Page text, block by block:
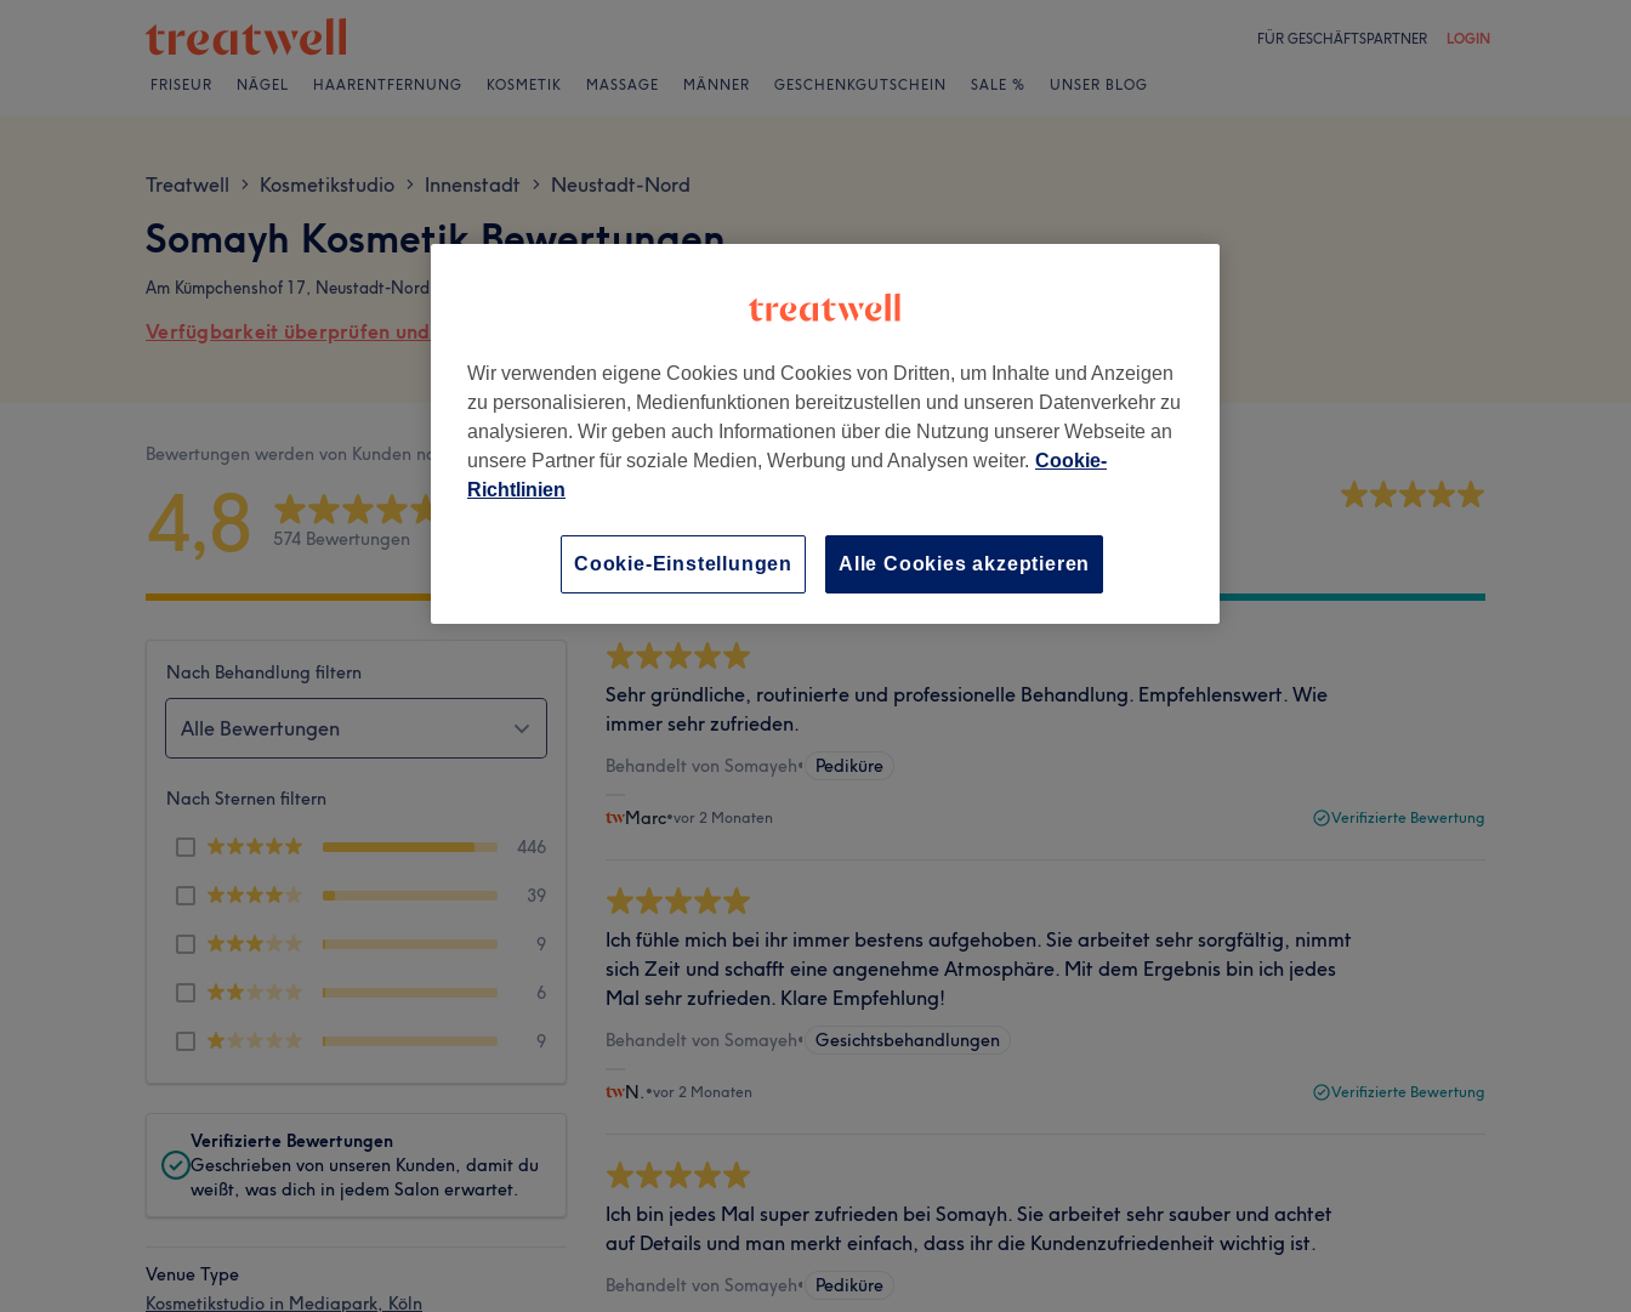
FÜR GESCHÄFTSPARTNER LOGIN
FRISEUR NÄGEL HAARENTFERNUNG KOSMETIK MASSAGE MÄNNER GESCHENKGUTSCHEIN SALE % UNSER BLOG
Treatwell > Kosmetikstudio > Innenstadt > Neustadt-Nord
Somayh Kosmetik Bewertungen
Am Kümpchenshof 17, Neustadt-Nord, 50670 Köln
Verfügbarkeit überprüfen und online buchen
Bewertungen werden von Kunden nach ihrem Besuch geschrieben.
4,8 574 Bewertungen Sauberkeit
Nach Behandlung filtern
Alle Bewertungen
Nach Sternen filtern
446
39
9
6
9
Verifizierte Bewertungen
Geschrieben von unseren Kunden, damit du
weißt, was dich in jedem Salon erwartet.
Venue Type
Kosmetikstudio in Mediapark, Köln
Sehr gründliche, routinierte und professionelle Behandlung. Empfehlenswert. Wie
immer sehr zufrieden.
Behandelt von Somayeh• Pediküre
Marc•vor 2 Monaten Verifizierte Bewertung
Ich fühle mich bei ihr immer bestens aufgehoben. Sie arbeitet sehr sorgfältig, nimmt
sich Zeit und schafft eine angenehme Atmosphäre. Mit dem Ergebnis bin ich jedes
Mal sehr zufrieden. Klare Empfehlung!
Behandelt von Somayeh• Gesichtsbehandlungen
N. •vor 2 Monaten Verifizierte Bewertung
Ich bin jedes Mal super zufrieden bei Somayh. Sie arbeitet sehr sauber und achtet
auf Details und man merkt einfach, dass ihr die Kundenzufriedenheit wichtig ist.
Behandelt von Somayeh• Pediküre
Wir verwenden eigene Cookies und Cookies von Dritten, um Inhalte und Anzeigen
zu personalisieren, Medienfunktionen bereitzustellen und unseren Datenverkehr zu
analysieren. Wir geben auch Informationen über die Nutzung unserer Webseite an
unsere Partner für soziale Medien, Werbung und Analysen weiter. Cookie-
Richtlinien
Cookie-Einstellungen Alle Cookies akzeptieren